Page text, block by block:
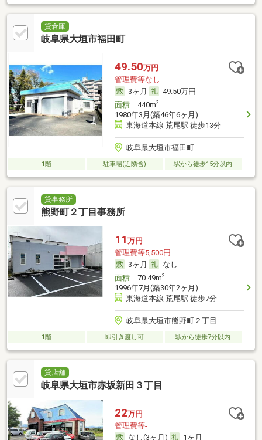
貸倉庫
岐阜県大垣市福田町
49.50万円
管理費等なし
3ヶ月
49.50万円
面積440m2
1980年3月(築46年6ヶ月)
東海道本線 荒尾駅 徒歩13分
岐阜県大垣市福田町
1階 駐車場(近隣含) 駅から徒歩15分以内
貸事務所
熊野町２丁目事務所
11 万円
管理費等5,500円
3ヶ月
なし
面積70.49m2
1996年7月(築30年2ヶ月)
東海道本線 荒尾駅 徒歩7分
岐阜県大垣市熊野町２丁目
1階 即引き渡し可 駅から徒歩7分以内
貸店舗
岐阜県大垣市赤坂新田３丁目
22万円
管理費等-
なし(3ヶ月)
1ヶ月